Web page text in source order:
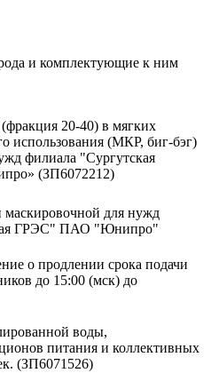
и комплектующие к ним
20-40) в мягких
использования (МКР, биг-бэг)
филиала "Сургутская
(ЗП6072212)
маскировочной для нужд
ГРЭС" ПАО "Юнипро"
о продлении срока подачи
до 15:00 (мск) до
воды,
питания и коллективных
(ЗП6071526)